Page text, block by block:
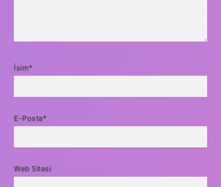
İsim*
E-Posta*
Web Sitesi